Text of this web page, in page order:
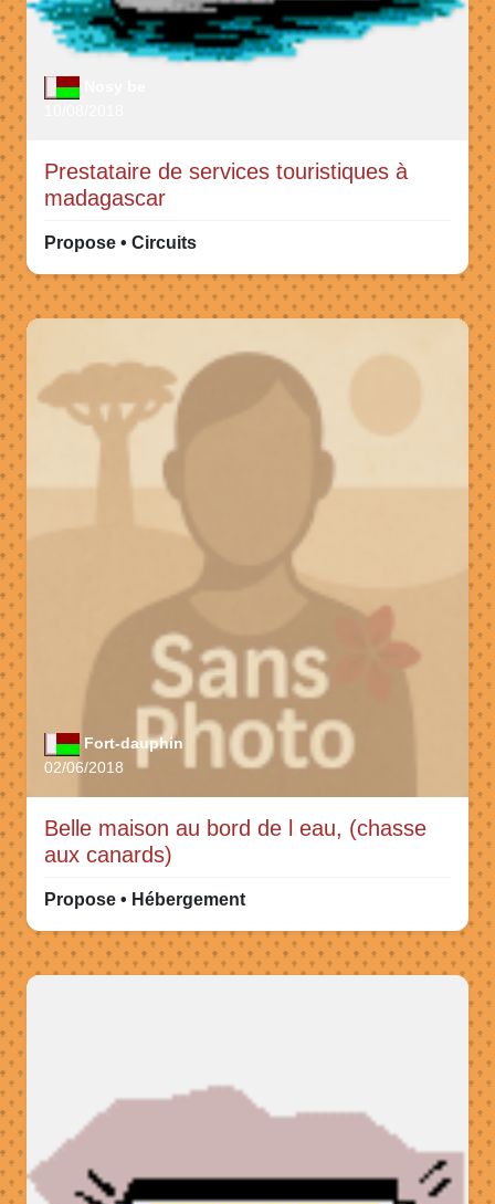
Prestataire de services touristiques à
madagascar
Propose • Circuits
Fort-dauphin
02/06/2018
Belle maison au bord de l eau, (chasse
aux canards)
Propose • Hébergement